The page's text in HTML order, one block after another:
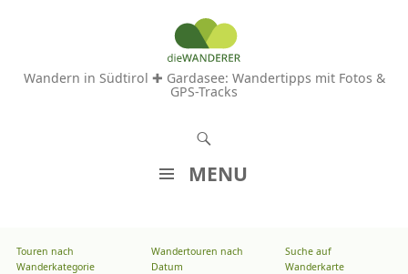
Wandern in Südtirol ✚ Gardasee: Wandertipps mit Fotos &
GPS-Tracks
MENU
M
Touren nach
Wanderkategorie
Wandertouren nach
Datum
Wandertouren
Suche auf
Wanderkarte